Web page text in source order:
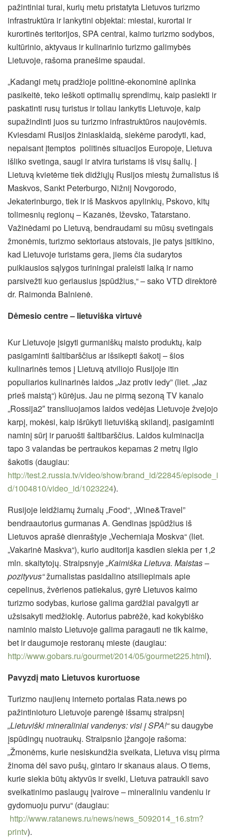
pažintiniai turai, kurių metu pristatyta Lietuvos turizmo
infrastruktūra ir lankytini objektai: miestai, kurortai ir
kurortinės teritorijos, SPA centrai, kaimo turizmo sodybos,
kultūrinio, aktyvaus ir kulinarinio turizmo galimybės
Lietuvoje, rašoma pranešime spaudai.
„Kadangi metų pradžioje politinė-ekonominė aplinka
pasikeitė, teko ieškoti optimalių sprendimų, kaip pasiekti ir
paskatinti rusų turistus ir toliau lankytis Lietuvoje, kaip
supažindinti juos su turizmo infrastruktūros naujovėmis.
Kviesdami Rusijos žiniasklaidą, siekėme parodyti, kad,
nepaisant įtemptos politinės situacijos Europoje, Lietuva
išliko svetinga, saugi ir atvira turistams iš visų šalių. Į
Lietuvą kvietėme tiek didžiųjų Rusijos miestų žurnalistus iš
Maskvos, Sankt Peterburgo, Nižnij Novgorodo,
Jekaterinburgo, tiek ir iš Maskvos apylinkių, Pskovo, kitų
tolimesnių regionų – Kazanės, Iževsko, Tatarstano.
Važinėdami po Lietuvą, bendraudami su mūsų svetingais
žmonėmis, turizmo sektoriaus atstovais, jie patys įsitikino,
kad Lietuvoje turistams gera, jiems čia sudarytos
puikiausios sąlygos turiningai praleisti laiką ir namo
parsivežti kuo geriausius įspūdžius,“ – sako VTD direktorė
dr. Raimonda Balnienė.
Dėmesio centre – lietuviška virtuvė
Kur Lietuvoje įsigyti gurmaniškų maisto produktų, kaip
pasigaminti šaltibarščius ar išsikepti šakotį – šios
kulinarinės temos į Lietuvą atviliojo Rusijoje itin
populiarios kulinarinės laidos„Jaz protiv iedy” (liet. „Jaz
prieš maistą“) kūrėjus. Jau ne pirmą sezoną TV kanalo
„Rossija2″ transliuojamos laidos vedėjas Lietuvoje žvejojo
karpį, mokėsi, kaip išrūkyti lietuvišką skilandį, pasigaminti
naminį sūrį ir paruošti šaltibarščius. Laidos kulminacija
tapo 3 valandas be pertraukos kepamas 2 metrų ilgio
šakotis (daugiau:
http://test.2.russia.tv/video/show/brand_id/22845/episode_i
d/1004810/video_id/1023224).
Rusijoje leidžiamų žurnalų „Food“, „Wine&Travel”
bendraautorius gurmanas A. Gendinas įspūdžius iš
Lietuvos aprašė dienraštyje „Vecherniaja Moskva“ (liet.
„Vakarinė Maskva“), kurio auditorija kasdien siekia per 1,2
mln. skaitytojų. Straipsnyje„Kaimiška Lietuva. Maistas –
pozityvus“žurnalistas pasidalino atsiliepimais apie
cepelinus, žvėrienos patiekalus, gyrė Lietuvos kaimo
turizmo sodybas, kuriose galima gardžiai pavalgyti ar
užsisakyti medžioklę. Autorius pabrėžė, kad kokybiško
naminio maisto Lietuvoje galima paragauti ne tik kaime,
bet ir daugumoje restoranų mieste (daugiau:
http://www.gobars.ru/gourmet/2014/05/gourmet225.html).
Pavyzdį mato Lietuvos kurortuose
Turizmo naujienų interneto portalas Rata.news po
pažintinioturo Lietuvoje parengė išsamų straipsnį
„Lietuviški mineraliniai vandenys: visi į SPA!“su daugybe
įspūdingų nuotraukų. Straipsnio įžangoje rašoma:
„Žmonėms, kurie nesiskundžia sveikata, Lietuva visų pirma
žinoma dėl savo pušų, gintaro ir skanaus alaus. O tiems,
kurie siekia būtų aktyvūs ir sveiki, Lietuva patraukli savo
sveikatinimo paslaugų įvairove – mineraliniu vandeniu ir
gydomuoju purvu“ (daugiau:
http://www.ratanews.ru/news/news_5092014_16.stm?
printv).